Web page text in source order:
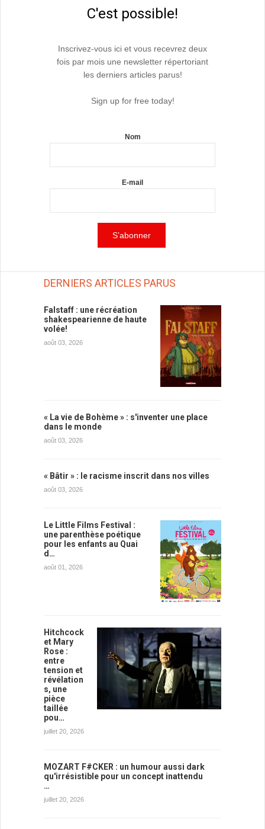
C'est possible!
Inscrivez-vous ici et vous recevrez deux
fois par mois une newsletter répertoriant
les derniers articles parus!
Sign up for free today!
Nom
E-mail
DERNIERS ARTICLES PARUS
Falstaff : une récréation
shakespearienne de haute
volée!
août 03, 2026
« La vie de Bohème » : s'inventer une place
dans le monde
août 03, 2026
« Bâtir » : le racisme inscrit dans nos villes
août 03, 2026
Le Little Films Festival :
une parenthèse poétique
pour les enfants au Quai
d…
août 01, 2026
Hitchcock
et Mary
Rose :
entre
tension et
révélation
s, une
pièce
taillée
pou…
juillet 20, 2026
MOZART F#CKER : un humour aussi dark
qu'irrésistible pour un concept inattendu
…
juillet 20, 2026